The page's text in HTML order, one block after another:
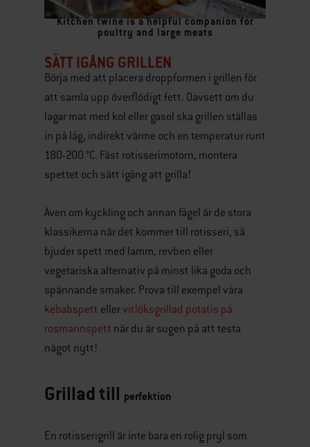
Kitchen twine is a helpful companion for
poultry and large meats
SÄTT IGÅNG GRILLEN
Börja med att placera droppformen i grillen för
att samla upp överflödigt fett. Oavsett om du
lagar mat med kol eller gasol ska grillen ställas
in på låg, indirekt värme och en temperatur runt
180-200 °C. Fäst rotisserimotorn, montera
spettet och sätt igång att grilla!
Även om kyckling och annan fågel är de stora
klassikerna när det kommer till rotisseri, så
bjuder spett med lamm, revben eller
vegetariska alternativ på minst lika goda och
spännande smaker. Prova till exempel våra
kebabspett ellervitlöksgrillad potatis på
rosmarinspett när du är sugen på att testa
något nytt!
Grillad till perfektion
En rotisserigrill är inte bara en rolig pryl som